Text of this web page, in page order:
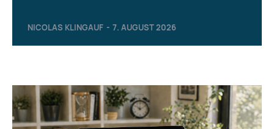
NICOLAS KLINGAUF - 7. AUGUST 2026